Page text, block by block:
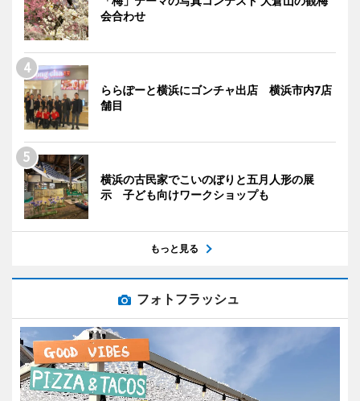
会合わせ
ららぽーと横浜にゴンチャ出店 横浜市内7店
舗目
横浜の古民家でこいのぼりと五月人形の展
示 子ども向けワークショップも
もっと見る
フォトフラッシュ